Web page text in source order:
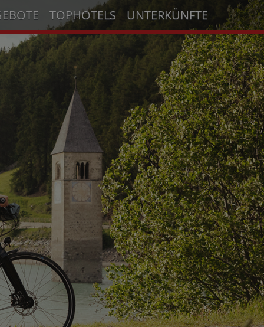
TOPHOTELS UNTERKÜNFTE